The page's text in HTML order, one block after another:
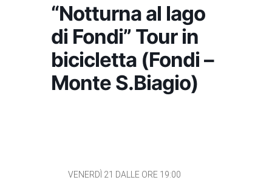
“Notturna al lago
di Fondi” Tour in
bicicletta (Fondi –
Monte S.Biagio)
VENERDÌ 21 DALLE ORE 19:00